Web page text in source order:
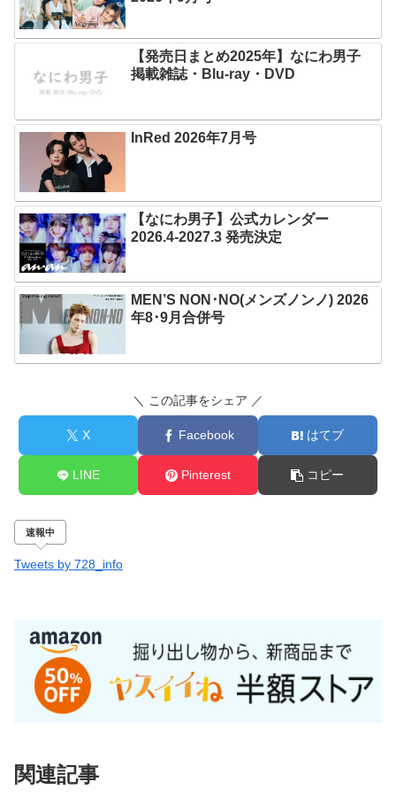
【発売日まとめ2025年】なにわ男子
掲載雑誌・Blu-ray・DVD
InRed 2026年7月号
【なにわ男子】公式カレンダー
2026.4-2027.3 発売決定
MEN’S NON･NO(メンズノンノ) 2026
年8･9月合併号
＼ この記事をシェア ／
X Facebook はてブ
LINE Pinterest コピー
速報中
Tweets by 728_info
関連記事